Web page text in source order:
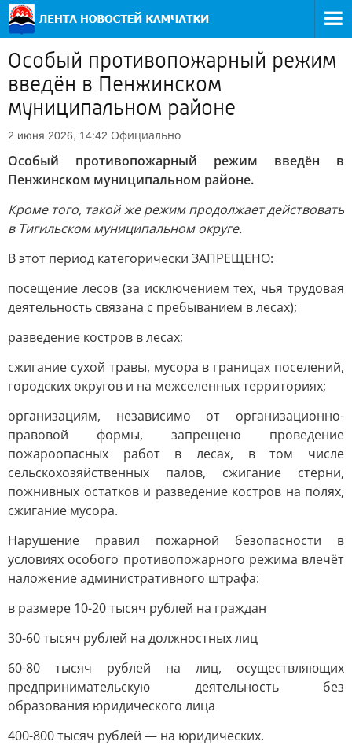
Особый противопожарный режим
введён в Пенжинском
муниципальном районе
2 июня 2026, 14:42 Официально
Особый противопожарный режим введён в
Пенжинском муниципальном районе.
Кроме того, такой же режим продолжает действовать
в Тигильском муниципальном округе.
В этот период категорически ЗАПРЕЩЕНО:
посещение лесов (за исключением тех, чья трудовая
деятельность связана с пребыванием в лесах);
разведение костров в лесах;
сжигание сухой травы, мусора в границах поселений,
городских округов и на межселенных территориях;
организациям, независимо от организационно-
правовой формы, запрещено проведение
пожароопасных работ в лесах, в том числе
сельскохозяйственных палов, сжигание стерни,
пожнивных остатков и разведение костров на полях,
сжигание мусора.
Нарушение правил пожарной безопасности в
условиях особого противопожарного режима влечёт
наложение административного штрафа:
в размере 10-20 тысяч рублей на граждан
30-60 тысяч рублей на должностных лиц
60-80 тысяч рублей на лиц, осуществляющих
предпринимательскую деятельность без
образования юридического лица
400-800 тысяч рублей — на юридических.